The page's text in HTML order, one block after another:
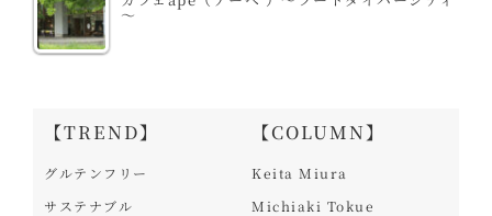
～
【TREND】
グルテンフリー
サステナブル
【COLUMN】
Keita Miura
Michiaki Tokue